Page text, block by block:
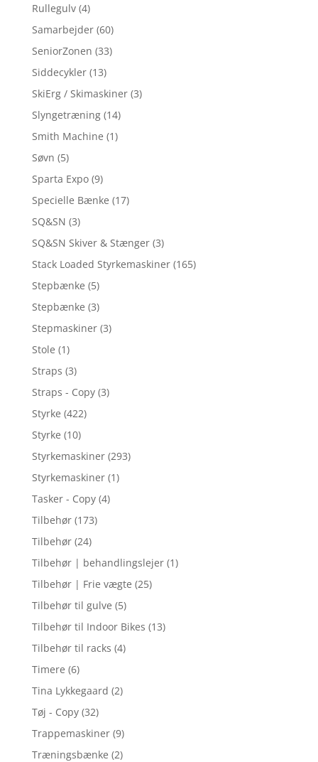
Rullegulv (4)
Samarbejder (60)
SeniorZonen (33)
Siddecykler (13)
SkiErg / Skimaskiner (3)
Slyngetræning (14)
Smith Machine (1)
Søvn (5)
Sparta Expo (9)
Specielle Bænke (17)
SQ&SN (3)
SQ&SN Skiver & Stænger (3)
Stack Loaded Styrkemaskiner (165)
Stepbænke (5)
Stepbænke (3)
Stepmaskiner (3)
Stole (1)
Straps (3)
Straps - Copy (3)
Styrke (422)
Styrke (10)
Styrkemaskiner (293)
Styrkemaskiner (1)
Tasker - Copy (4)
Tilbehør (173)
Tilbehør (24)
Tilbehør | behandlingslejer (1)
Tilbehør | Frie vægte (25)
Tilbehør til gulve (5)
Tilbehør til Indoor Bikes (13)
Tilbehør til racks (4)
Timere (6)
Tina Lykkegaard (2)
Tøj - Copy (32)
Trappemaskiner (9)
Træningsbænke (2)